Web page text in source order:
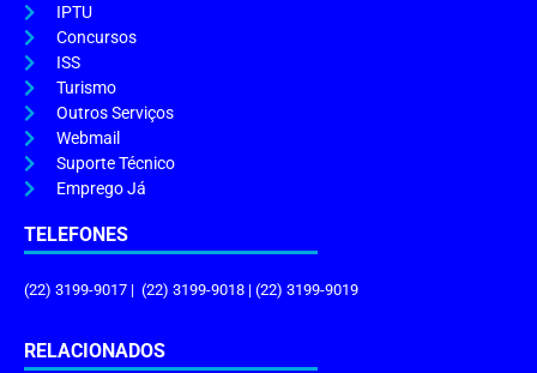
IPTU
Concursos
ISS
Turismo
Outros Serviços
Webmail
Suporte Técnico
Emprego Já
TELEFONES
(22) 3199-9017 | (22) 3199-9018 | (22) 3199-9019
RELACIONADOS